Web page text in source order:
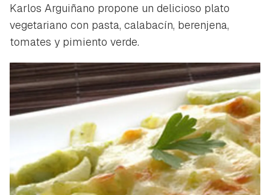
Karlos Arguiñano propone un delicioso plato
vegetariano con pasta, calabacín, berenjena,
tomates y pimiento verde.